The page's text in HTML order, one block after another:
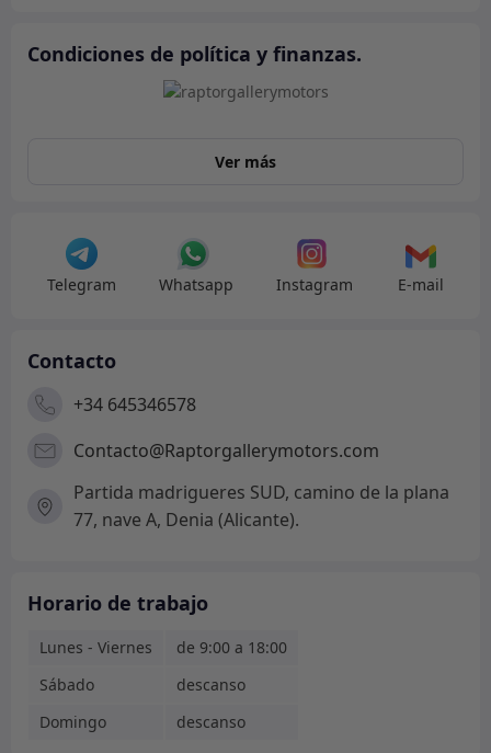
Condiciones de política y finanzas.
Ver más
Telegram Whatsapp Instagram E-mail
Contacto
+34 645346578
Contacto@Raptorgallerymotors.com
Partida madrigueres SUD, camino de la plana
77, nave A, Denia (Alicante).
Horario de trabajo
Lunes - Viernes
de 9:00 a 18:00
Sábado
descanso
Domingo
descanso